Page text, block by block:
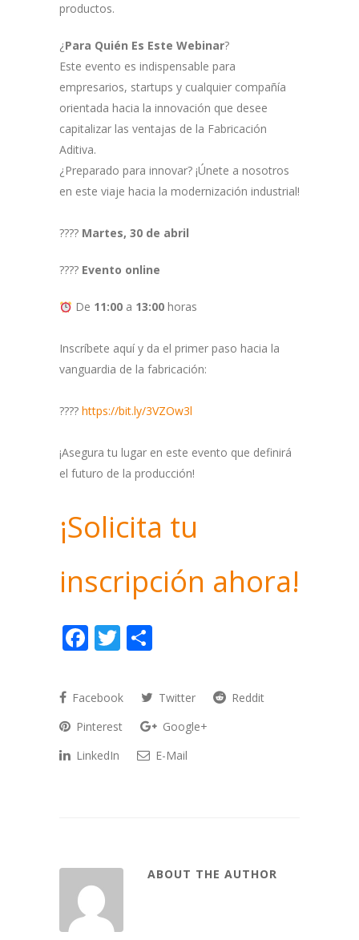
productos.
¿Para Quién Es Este Webinar?
Este evento es indispensable para
empresarios, startups y cualquier compañía
orientada hacia la innovación que desee
capitalizar las ventajas de la Fabricación
Aditiva.
¿Preparado para innovar? ¡Únete a nosotros
en este viaje hacia la modernización industrial!
???? Martes, 30 de abril
???? Evento online
De 11:00a 13:00horas
Inscríbete aquí y da el primer paso hacia la
vanguardia de la fabricación:
???? https://bit.ly/3VZOw3l
¡Asegura tu lugar en este evento que definirá
el futuro de la producción!
¡Solicita tu
inscripción ahora!
Facebook
Twitter
Facebook Twitter
Reddit
Pinterest
Google+
LinkedIn
E-Mail
ABOUT THE AUTHOR